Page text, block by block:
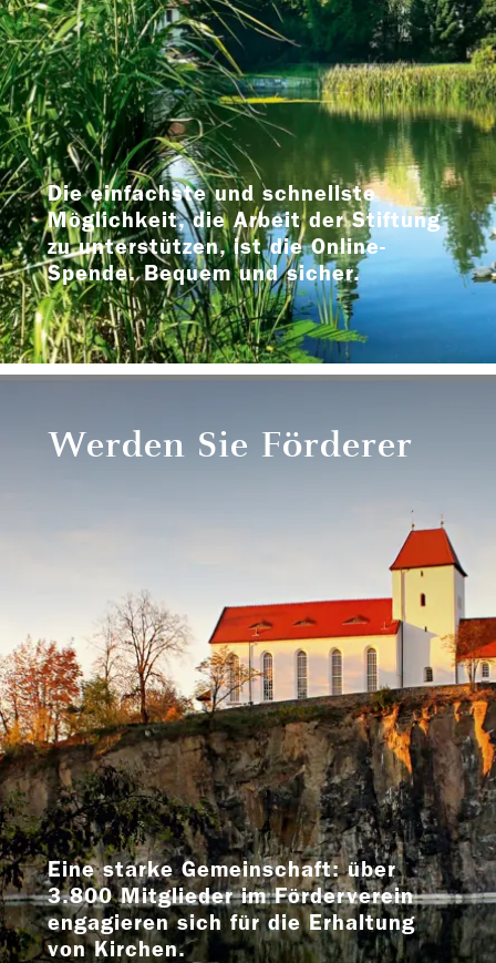
Die einfachste und schnellste
Möglichkeit, die Arbeit der Stiftung
zu unterstützen, ist die Online-
Spende. Bequem und sicher.
Werden Sie Förderer
Eine starke Gemeinschaft: über
3.800 Mitglieder im Förderverein
engagieren sich für die Erhaltung
von Kirchen.